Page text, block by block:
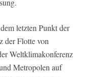
.
letzten Punkt der
der Flotte von
Weltklimakonferenz
Metropolen auf